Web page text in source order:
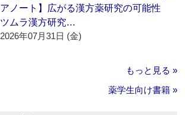
アノート】広がる漢方薬研究の可能性
ツムラ漢方研究…
2026年07月31日 (金)
もっと見る »
薬学生向け書籍 »